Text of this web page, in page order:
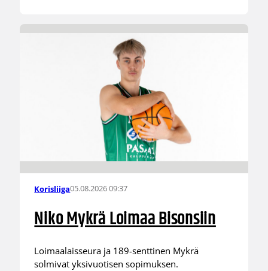
Korisliiga05.08.2026 09:37
Niko Mykrä Loimaa Bisonsiin
Loimaalaisseura ja 189-senttinen Mykrä
solmivat yksivuotisen sopimuksen.